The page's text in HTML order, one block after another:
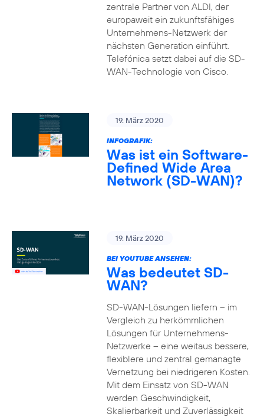
zentrale Partner von ALDI, der
europaweit ein zukunftsfähiges
Unternehmens-Netzwerk der
nächsten Generation einführt.
Telefónica setzt dabei auf die SD-
WAN-Technologie von Cisco.
19. März 2020
INFOGRAFIK:
Was ist ein Software-
Defined Wide Area
Network (SD-WAN)?
19. März 2020
BEI YOUTUBE ANSEHEN:
Was bedeutet SD-
WAN?
SD-WAN-Lösungen liefern – im
Vergleich zu herkömmlichen
Lösungen für Unternehmens-
Netzwerke – eine weitaus bessere,
flexiblere und zentral gemanagte
Vernetzung bei niedrigeren Kosten.
Mit dem Einsatz von SD-WAN
werden Geschwindigkeit,
Skalierbarkeit und Zuverlässigkeit